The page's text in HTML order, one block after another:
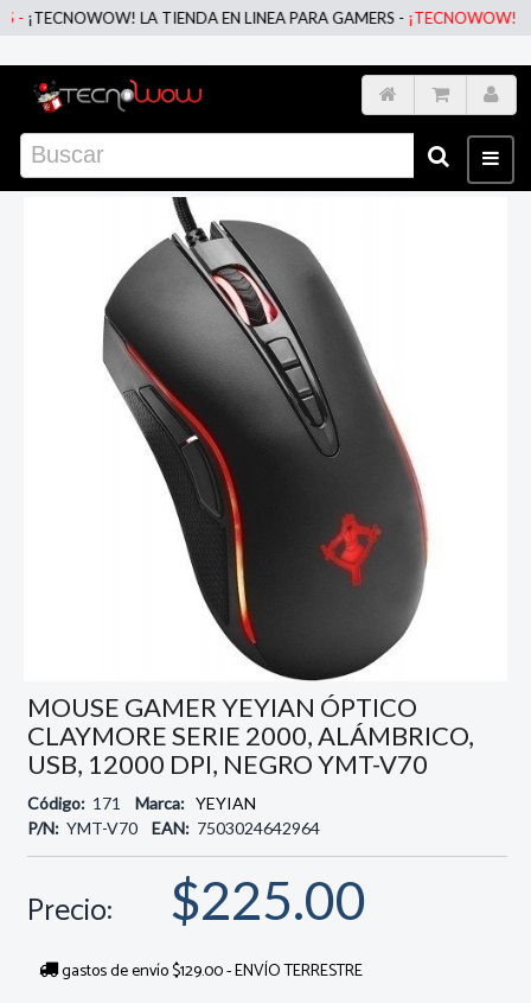
LA TIENDA EN LINEA PARA GAMERS -¡TECNOWOW! LA
MOUSE GAMER YEYIAN ÓPTICO
CLAYMORE SERIE 2000, ALÁMBRICO,
USB, 12000 DPI, NEGRO YMT-V70
Código: 171 Marca: YEYIAN
P/N: YMT-V70 EAN: 7503024642964
Precio: $225.00
gastos de envío $129.00 - ENVÍO TERRESTRE